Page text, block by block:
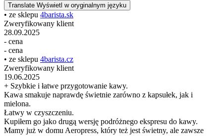
Translate Wyświetl w oryginalnym języku
• ze sklepu 4barista.sk
Zweryfikowany klient
28.09.2025
- cena
- cena
• ze sklepu 4barista.cz
Zweryfikowany klient
19.06.2025
+ Szybkie i łatwe przygotowanie kawy.
Kawa smakuje naprawdę świetnie zarówno z kapsułek, jak i
mielona.
Łatwy w czyszczeniu.
Kupiłem go jako drugą wersję podróżnego ekspresu do kawy.
Mamy już w domu Aeropress, który też jest świetny, ale zawsze